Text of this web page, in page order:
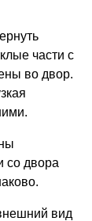
части с
во двор.
со двора
вид